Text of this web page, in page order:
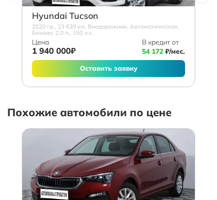
Hyundai Tucson
2020 г.в., 23 639 км, Внедорожник, Автоматическая,
Бензин, 2.0 л., 150 л.с.
Цена
1 940 000₽
В кредит от
54 172 ₽/мес.
Оставить заявку
Похожие автомобили по цене